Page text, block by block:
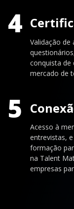
4
Validação
conquista de
mercado de
5
Acesso à
entrevistas,
formação
na Talent
empresas